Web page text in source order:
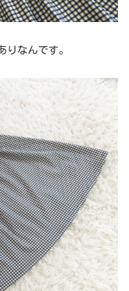
りなんです。